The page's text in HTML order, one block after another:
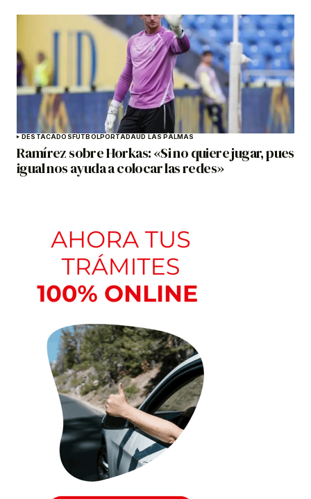
DESTACADOSFÚTBOLPORTADAUD LAS PALMAS
Ramírez sobre Horkas: «Si no quiere jugar, pues
igual nos ayuda a colocar las redes»